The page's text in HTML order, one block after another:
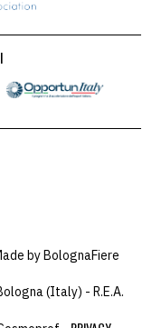
by BolognaFiere
(Italy) - R.E.A.